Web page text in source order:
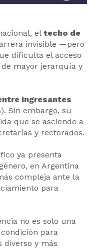
el techo de
invisible —pero
dificulta el acceso
mayor jerarquía y
ingresantes
Sin embargo, su
que se asciende a
y rectorados.
ya presenta
en Argentina
compleja ante la
para
no es solo una
para
y más